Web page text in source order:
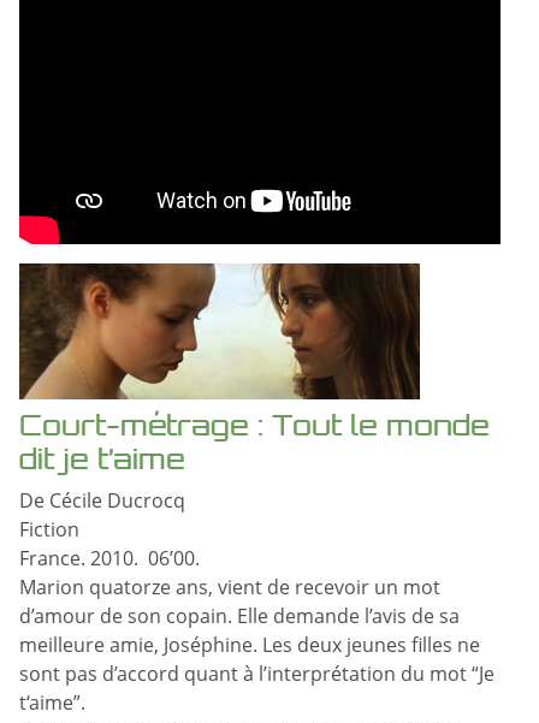
Court-métrage : Tout le monde
dit je t’aime
De Cécile Ducrocq
Fiction
France. 2010. 06’00.
Marion quatorze ans, vient de recevoir un mot
d’amour de son copain. Elle demande l’avis de sa
meilleure amie, Joséphine. Les deux jeunes filles ne
sont pas d’accord quant à l’interprétation du mot “Je
t‘aime”.